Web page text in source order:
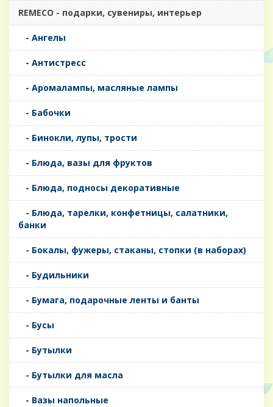
REMECO - подарки, сувениры, интерьер
- Ангелы
- Антистресс
- Аромалампы, масляные лампы
- Бабочки
- Бинокли, лупы, трости
- Блюда, вазы для фруктов
- Блюда, подносы декоративные
- Блюда, тарелки, конфетницы, салатники,
банки
- Бокалы, фужеры, стаканы, стопки (в наборах)
- Будильники
- Бумага, подарочные ленты и банты
- Бусы
- Бутылки
- Бутылки для масла
- Вазы напольные